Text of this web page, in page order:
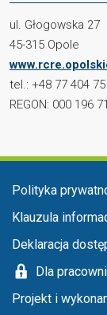
ul. Głogowska 27
45-315 Opole
tel.: +48 77 404
REGON: 000 196
Menu stopka
Polityka
Klauzula
Deklaracja
Dla
Projekt i